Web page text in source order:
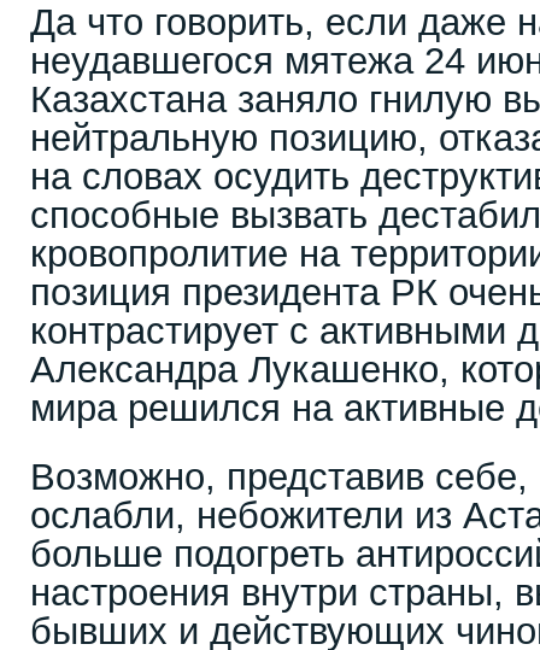
Да что говорить, если даже
неудавшегося мятежа 24
Казахстана заняло гнилую
нейтральную позицию,
на словах осудить
способные вызвать
кровопролитие на
позиция президента РК
контрастирует с активными
Александра Лукашенко,
мира решился на активные
Возможно, представив
ослабли, небожители из
больше подогреть
настроения внутри страны,
бывших и действующих